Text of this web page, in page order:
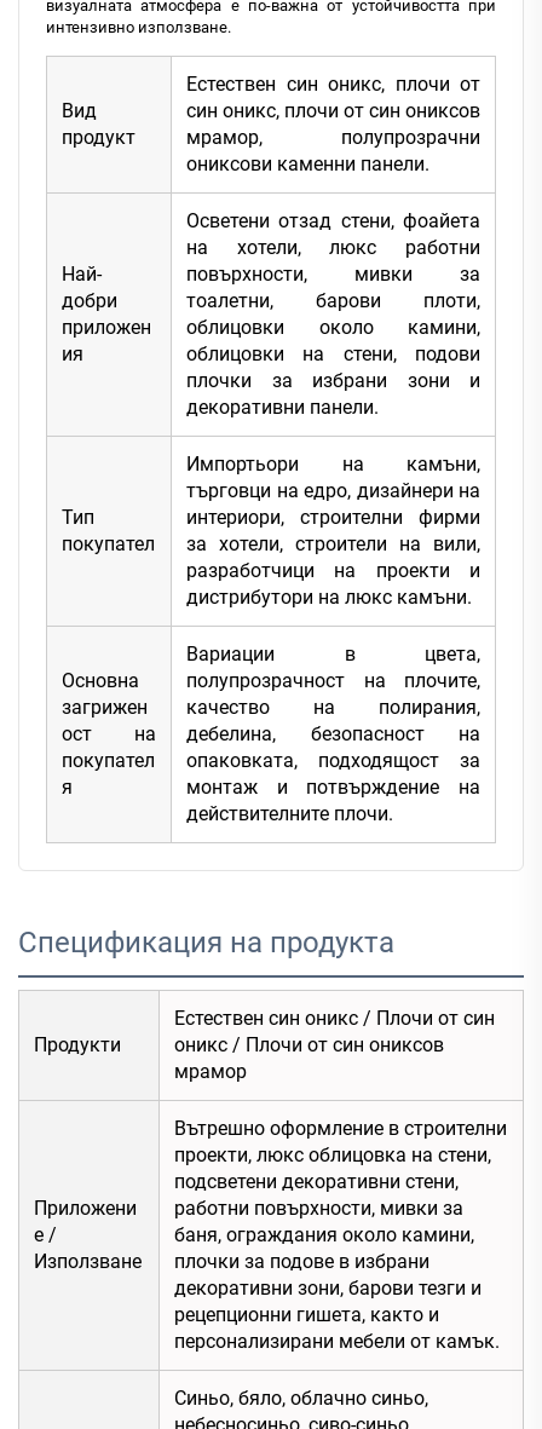
визуалната атмосфера е по-важна от устойчивостта при
интензивно използване.
Вид
продукт
Естествен син оникс, плочи от
син оникс, плочи от син ониксов
мрамор, полупрозрачни
ониксови каменни панели.
Най-
добри
приложен
ия
Осветени отзад стени, фоайета
на хотели, люкс работни
повърхности, мивки за
тоалетни, барови плоти,
облицовки около камини,
облицовки на стени, подови
плочки за избрани зони и
декоративни панели.
Тип
покупател
Импортьори на камъни,
търговци на едро, дизайнери на
интериори, строителни фирми
за хотели, строители на вили,
разработчици на проекти и
дистрибутори на люкс камъни.
Основна
загрижен
ост на
покупател
я
Вариации в цвета,
полупрозрачност на плочите,
качество на полирания,
дебелина, безопасност на
опаковката, подходящост за
монтаж и потвърждение на
действителните плочи.
Спецификация на продукта
Продукти
Естествен син оникс / Плочи от син
оникс / Плочи от син ониксов
мрамор
Приложени
е /
Използване
Вътрешно оформление в строителни
проекти, люкс облицовка на стени,
подсветени декоративни стени,
работни повърхности, мивки за
баня, ограждания около камини,
плочки за подове в избрани
декоративни зони, барови тезги и
рецепционни гишета, както и
персонализирани мебели от камък.
Синьо, бяло, облачно синьо,